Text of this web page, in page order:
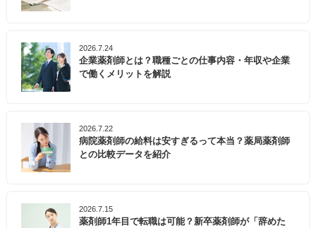
2026.7.24
企業薬剤師とは？職種ごとの仕事内容・年収や企業
で働くメリットを解説
2026.7.22
病院薬剤師の給料は安すぎるって本当？薬局薬剤師
との比較データを紹介
2026.7.15
薬剤師1年目で転職は可能？新卒薬剤師が「辞めた